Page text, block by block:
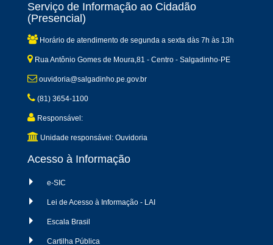
Serviço de Informação ao Cidadão
(Presencial)
Horário de atendimento de segunda a sexta dàs 7h às 13h
Rua Antônio Gomes de Moura,81 - Centro - Salgadinho-PE
ouvidoria@salgadinho.pe.gov.br
(81) 3654-1100
Responsável:
Unidade responsável: Ouvidoria
Acesso à Informação
e-SIC
Lei de Acesso à Informação - LAI
Escala Brasil
Cartilha Pública